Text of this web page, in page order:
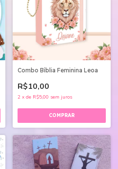
Combo Bíblia Feminina Leoa
R$10,00
2 x de R$5,00 sem juros